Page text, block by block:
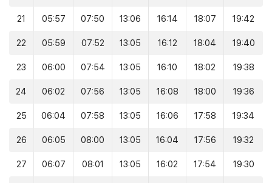
21 05:57 07:50 13:06 16:14 18:07 19:42
22 05:59 07:52 13:05 16:12 18:04 19:40
23 06:00 07:54 13:05 16:10 18:02 19:38
24 06:02 07:56 13:05 16:08 18:00 19:36
25 06:04 07:58 13:05 16:06 17:58 19:34
26 06:05 08:00 13:05 16:04 17:56 19:32
27 06:07 08:01 13:05 16:02 17:54 19:30